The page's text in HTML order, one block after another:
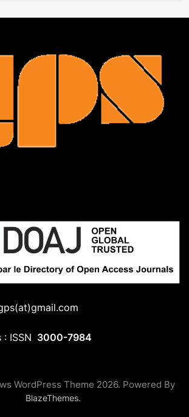
ISSN 3000-7984
WordPress Theme 2026. Powered By
BlazeThemes.